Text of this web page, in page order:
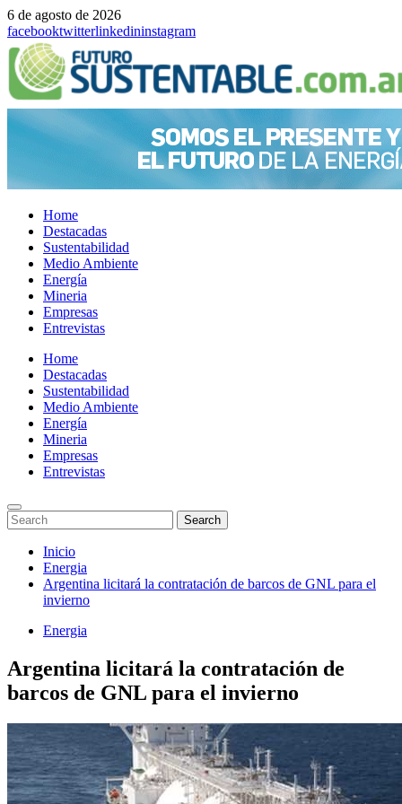
6 de agosto de 2026
facebooktwitterlinkedininstagram
Home
Destacadas
Sustentabilidad
Medio Ambiente
Energía
Mineria
Empresas
Entrevistas
Menu
Home
Destacadas
Sustentabilidad
Medio Ambiente
Energía
Mineria
Empresas
Entrevistas
Enter
Keyword
Search
for:
Search
Search
Saltar
contenido
Inicio
Energia
Argentina licitará la contratación de barcos de GNL para el
invierno
Energia
Argentina licitará la contratación de
barcos de GNL para el invierno